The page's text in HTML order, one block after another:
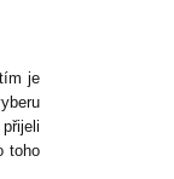
je
toho